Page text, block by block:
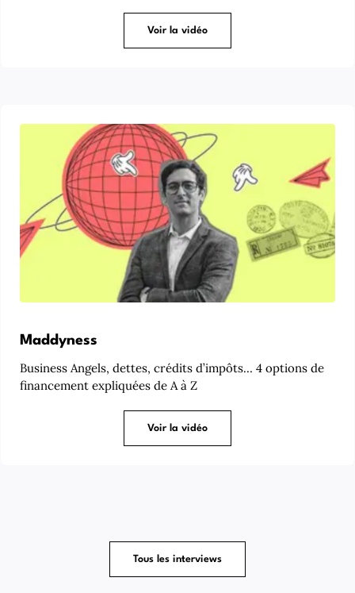
Voir la vidéo
Maddyness
Business Angels, dettes, crédits d’impôts… 4 options de
financement expliquées de A à Z
Voir la vidéo
Tous les interviews